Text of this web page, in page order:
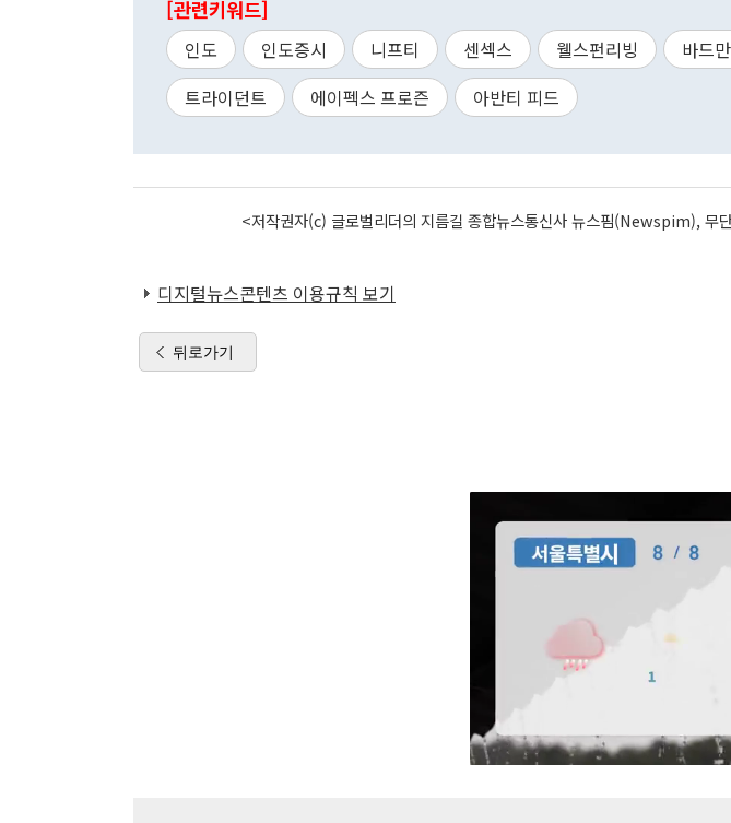
[관련키워드]
인도 인도증시 니프티 센섹스 웰스펀리빙
바드
트라이던트
에이펙스 프로즌 아반티 피드
<저작권자(c) 글로벌리더의 지름길 종합뉴스통신사 뉴스핌(Newspim), 무
디지털뉴스콘텐츠 이용규칙 보기
뒤로가기